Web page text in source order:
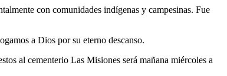
con comunidades indígenas y campesinas. Fue
a Dios por su eterno descanso.
al cementerio Las Misiones será mañana miércoles a